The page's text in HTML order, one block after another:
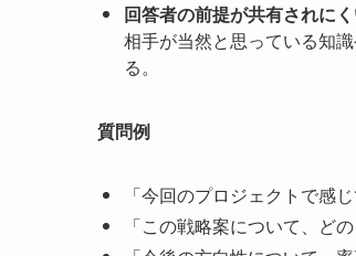
回答者の前提が共有されに
相手が当然と思っている知
る。
質問例
「今回のプロジェクトで感
「この戦略案について、ど